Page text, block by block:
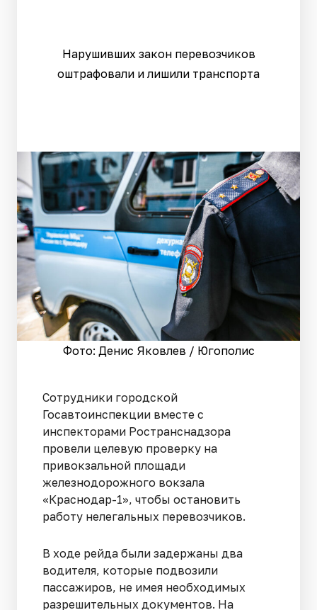
Нарушивших закон перевозчиков
оштрафовали и лишили транспорта
Фото: Денис Яковлев / Югополис
Сотрудники городской
Госавтоинспекции вместе с
инспекторами Ространснадзора
провели целевую проверку на
привокзальной площади
железнодорожного вокзала
«Краснодар-1», чтобы остановить
работу нелегальных перевозчиков.
В ходе рейда были задержаны два
водителя, которые подвозили
пассажиров, не имея необходимых
разрешительных документов. На